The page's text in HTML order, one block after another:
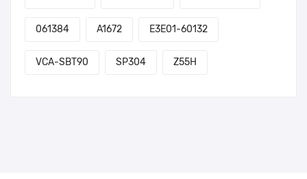
061384 A1672 E3E01-60132
VCA-SBT90 SP304 Z55H